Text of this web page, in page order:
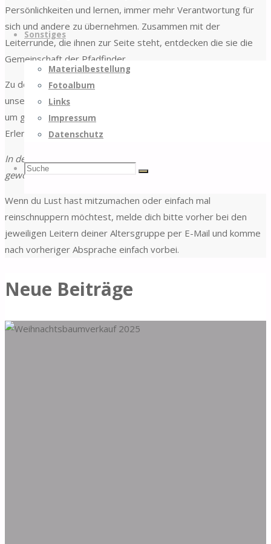
Sonstiges
Materialbestellung
Fotoalbum
Links
Impressum
Datenschutz
Suche
Suchen
nach:
Suche
Persönlichkeiten und lernen, immer mehr Verantwortung für
sich und andere zu übernehmen. Zusammen mit der
Leiterrunde, die ihnen zur Seite steht, entdecken die sie die
Gemeinschaft der Pfadfinder.
Zu den Truppstunden trifft man sich einmal in der Woche in
unserem Pfadfinderhaus in Bardenberg, An Steinhaus 14,
um gemeinsam etwas zu unternehmen. Natürlich gehört das
Erlernen von Pfadfindertechniken ebenfalls dazu.
In den Schulferien und an den Brückentagen finden
gewöhnlich keine Truppstunden statt!
Wenn du Lust hast mitzumachen oder einfach mal
reinschnuppern möchtest, melde dich bitte vorher bei den
jeweiligen Leitern deiner Altersgruppe per E-Mail und komme
nach vorheriger Absprache einfach vorbei.
Neue Beiträge